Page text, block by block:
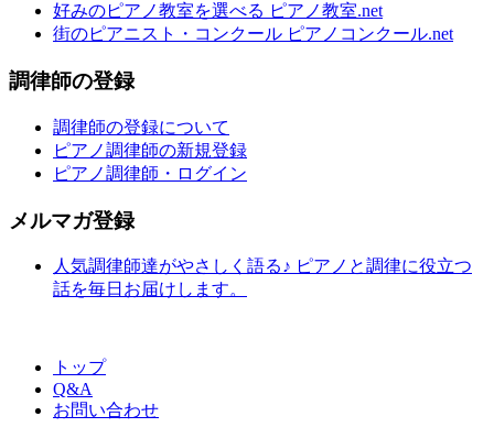
好みのピアノ教室を選べる ピアノ教室.net
街のピアニスト・コンクール ピアノコンクール.net
調律師の登録
調律師の登録について
ピアノ調律師の新規登録
ピアノ調律師・ログイン
メルマガ登録
人気調律師達がやさしく語る♪ ピアノと調律に役立つ
話を毎日お届けします。
トップ
Q&A
お問い合わせ